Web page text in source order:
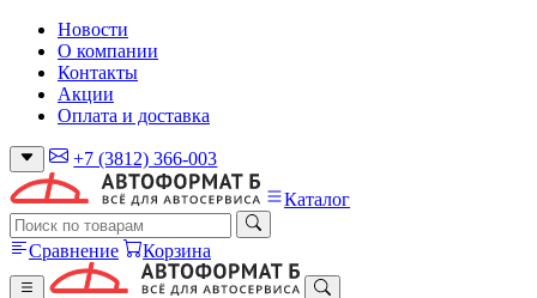
Новости
О компании
Контакты
Акции
Оплата и доставка
+7 (3812) 366-003
Каталог
Сравнение Корзина